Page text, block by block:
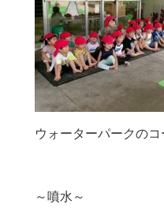
ウォーターパークのコ
～噴水～